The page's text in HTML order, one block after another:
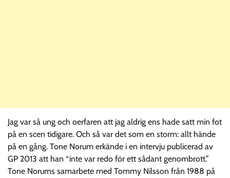
Jag var så ung och oerfaren att jag aldrig ens hade satt min fot
på en scen tidigare. Och så var det som en storm: allt hände
på en gång. Tone Norum erkände i en intervju publicerad av
GP 2013 att han “inte var redo för ett sådant genombrott.”
Tone Norums samarbete med Tommy Nilsson från 1988 på